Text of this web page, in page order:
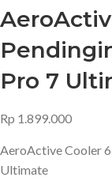
Pro 7
Rp 1.899.000
AeroActive Cooler 6
Ultimate